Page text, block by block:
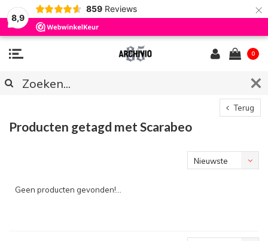
8,9
859 Reviews ×
0
Terug
Producten getagd met Scarabeo
Nieuwste
Geen producten gevonden!...